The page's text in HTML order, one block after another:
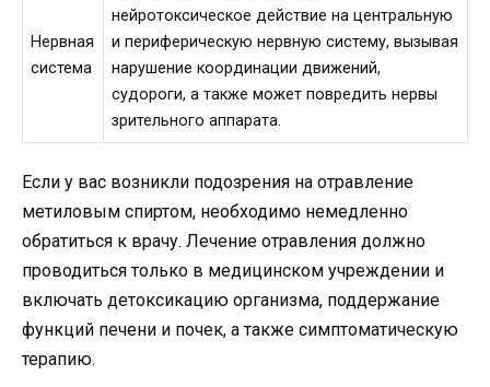
Нервная
система
нейротоксическое действие на центральную
и периферическую нервную систему, вызывая
нарушение координации движений,
судороги, а также может повредить нервы
зрительного аппарата.
Если у вас возникли подозрения на отравление
метиловым спиртом, необходимо немедленно
обратиться к врачу. Лечение отравления должно
проводиться только в медицинском учреждении и
включать детоксикацию организма, поддержание
функций печени и почек, а также симптоматическую
терапию.